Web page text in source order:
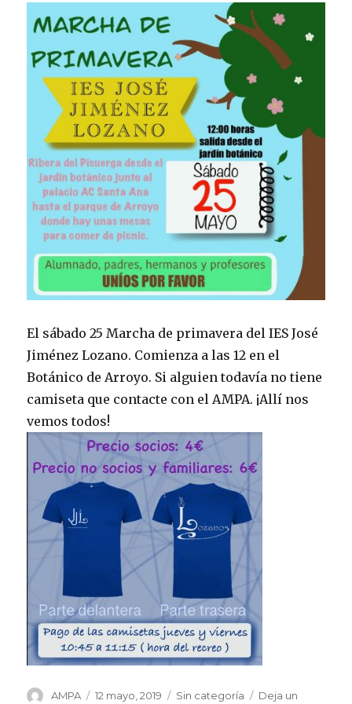
El sábado 25 Marcha de primavera del IES José
Jiménez Lozano. Comienza a las 12 en el
Botánico de Arroyo. Si alguien todavía no tiene
camiseta que contacte con el AMPA. ¡Allí nos
vemos todos!
Autor
AMPA
Publicado
12 mayo, 2019 Categorías
Sin categoría
Deja un